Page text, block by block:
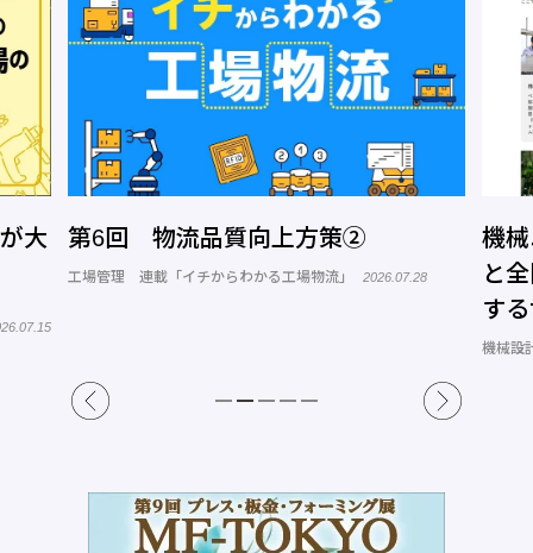
大 第6回 物流品質向上方策②
工場管理 連載「イチからわかる工場物流」 2026.07.28
機
と
す
ト
機械設